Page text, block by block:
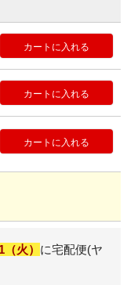
カートに入れる
カートに入れる
カートに入れる
火） に宅配便(ヤ